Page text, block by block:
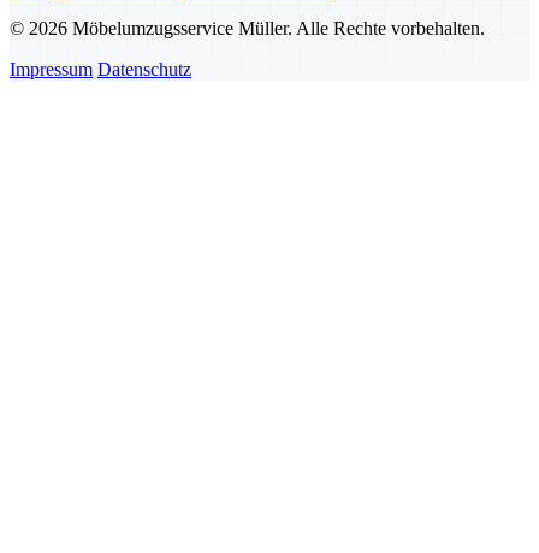
© 2026 Möbelumzugsservice Müller. Alle Rechte vorbehalten.
Impressum Datenschutz